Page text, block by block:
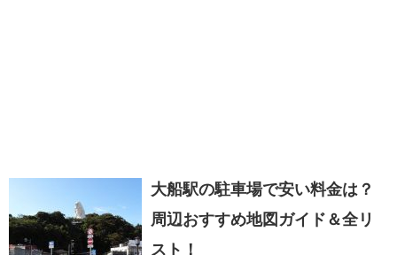
大船駅の駐車場で安い料金は？
周辺おすすめ地図ガイド＆全リ
スト！